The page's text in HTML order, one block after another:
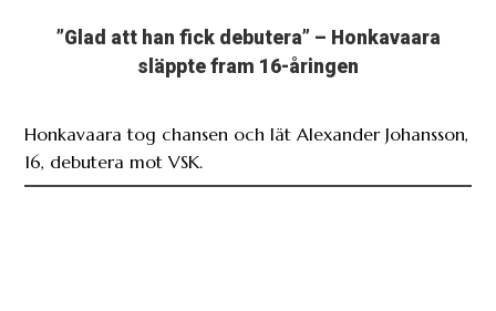
”Glad att han fick debutera” – Honkavaara
släppte fram 16-åringen
Honkavaara tog chansen och lät Alexander Johansson,
16, debutera mot VSK.